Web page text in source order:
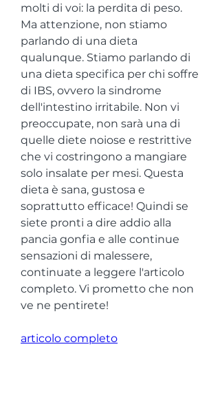
molti di voi: la perdita di peso.
Ma attenzione, non stiamo
parlando di una dieta
qualunque. Stiamo parlando di
una dieta specifica per chi soffre
di IBS, ovvero la sindrome
dell'intestino irritabile. Non vi
preoccupate, non sarà una di
quelle diete noiose e restrittive
che vi costringono a mangiare
solo insalate per mesi. Questa
dieta è sana, gustosa e
soprattutto efficace! Quindi se
siete pronti a dire addio alla
pancia gonfia e alle continue
sensazioni di malessere,
continuate a leggere l'articolo
completo. Vi prometto che non
ve ne pentirete!
articolo completo